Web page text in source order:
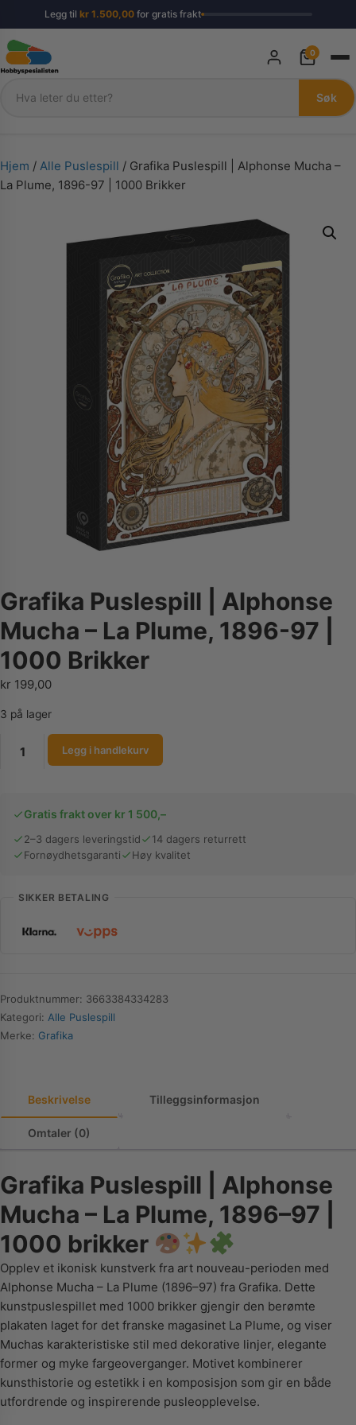
Legg til kr1.500,00for gratis frakt
Søk
Søk
0
Hjem / Alle Puslespill / Grafika Puslespill | Alphonse Mucha –
La Plume, 1896-97 | 1000 Brikker
Grafika Puslespill | Alphonse
Mucha – La Plume, 1896-97 |
1000 Brikker
kr 199,00
3 på lager
Puslespill
Mucha
1896-
Legg i handlekurv
Gratis frakt over kr 1 500,–
2–3 dagers leveringstid
14 dagers returrett
Fornøydhetsgaranti
Høy kvalitet
SIKKER BETALING
Produktnummer: 3663384334283
Kategori: Alle Puslespill
Merke: Grafika
Beskrivelse Tilleggsinformasjon
Omtaler (0)
Grafika Puslespill | Alphonse
Mucha – La Plume, 1896–97 |
1000 brikker
Opplev et ikonisk kunstverk fra art nouveau-perioden med
Alphonse Mucha – La Plume (1896–97) fra Grafika. Dette
kunstpuslespillet med 1000 brikker gjengir den berømte
plakaten laget for det franske magasinet La Plume, og viser
Muchas karakteristiske stil med dekorative linjer, elegante
former og myke fargeoverganger. Motivet kombinerer
kunsthistorie og estetikk i en komposisjon som gir en både
utfordrende og inspirerende pusleopplevelse.